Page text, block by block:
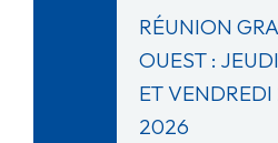
RÉUNION
OUEST :
ET
2026